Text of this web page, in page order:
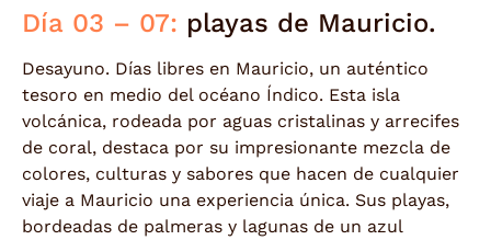
Día 03 – 07: playas de Mauricio.
Desayuno. Días libres en Mauricio, un auténtico
tesoro en medio del océano Índico. Esta isla
volcánica, rodeada por aguas cristalinas y arrecifes
de coral, destaca por su impresionante mezcla de
colores, culturas y sabores que hacen de cualquier
viaje a Mauricio una experiencia única. Sus playas,
bordeadas de palmeras y lagunas de un azul